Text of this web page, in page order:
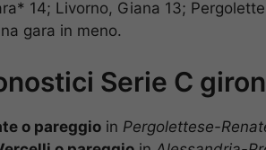
14; Livorno, Giana 13;
gara in meno.
Serie C
o pareggio in Pergolettese-